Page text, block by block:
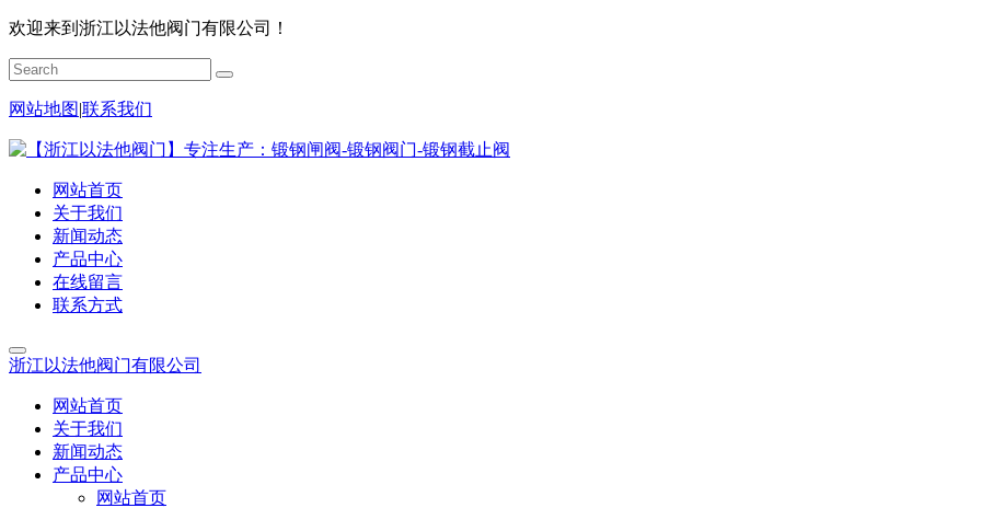
欢迎来到浙江以法他阀门有限公司！
网站地图|联系我们
网站首页
关于我们
新闻动态
产品中心
在线留言
联系方式
浙江以法他阀门有限公司
网站首页
关于我们
新闻动态
产品中心
网站首页